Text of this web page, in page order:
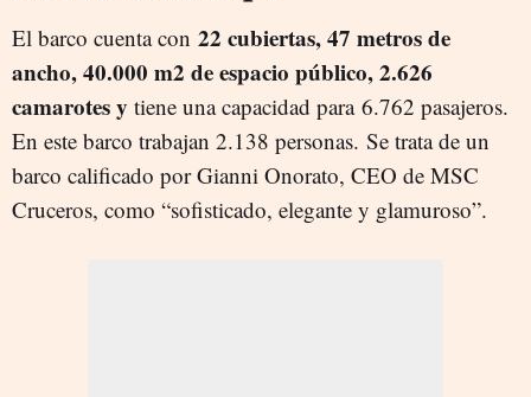
El barco cuenta con 22 cubiertas, 47 metros de
ancho, 40.000 m2 de espacio público, 2.626
camarotes y tiene una capacidad para 6.762 pasajeros.
En este barco trabajan 2.138 personas. Se trata de un
barco calificado por Gianni Onorato, CEO de MSC
Cruceros, como “sofisticado, elegante y glamuroso”.